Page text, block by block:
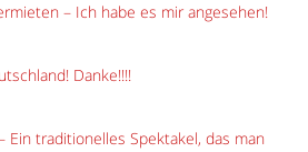
– Ich habe es mir angesehen!
Danke!!!!
Ein traditionelles Spektakel, das man